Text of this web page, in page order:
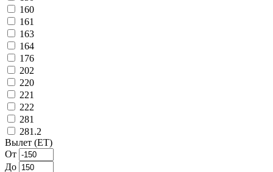
160
161
163
164
176
202
220
221
222
281
281.2
Вылет (ET)
От
До